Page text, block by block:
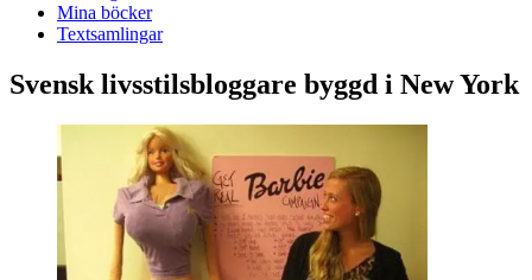
Mina böcker
Textsamlingar
Svensk livsstilsbloggare byggd i New York